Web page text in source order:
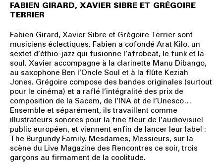
FABIEN GIRARD, XAVIER SIBRE ET GRÉGOIRE
TERRIER
Fabien Girard, Xavier Sibre et Grégoire Terrier sont
musiciens éclectiques. Fabien a cofondé Arat Kilo, un
sextet d’éthio-jazz qui fusionne l’afrobeat, le funk et la
soul. Xavier accompagne à la clarinette Manu Dibango,
au saxophone Ben l’Oncle Soul et à la flûte Keziah
Jones. Grégoire compose des bandes originales (surtout
pour le cinéma) et a raflé l’intégralité des prix de
composition de la Sacem, de l’INA et de l’Unesco…
Ensemble et séparément, ils travaillent comme
illustrateurs sonores pour la fine fleur de l’audiovisuel
public européen, et viennent enfin de lancer leur label :
The Burgundy Family. Mesdames, Messieurs, sur la
scène du Live Magazine des Rencontres ce soir, trois
garçons au firmament de la coolitude.